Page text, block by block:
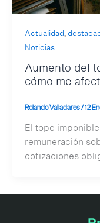
Actualidad,
Noticias
Aumento del
cómo me
Rolando Valladares/12
El tope
remuneración
cotizaciones